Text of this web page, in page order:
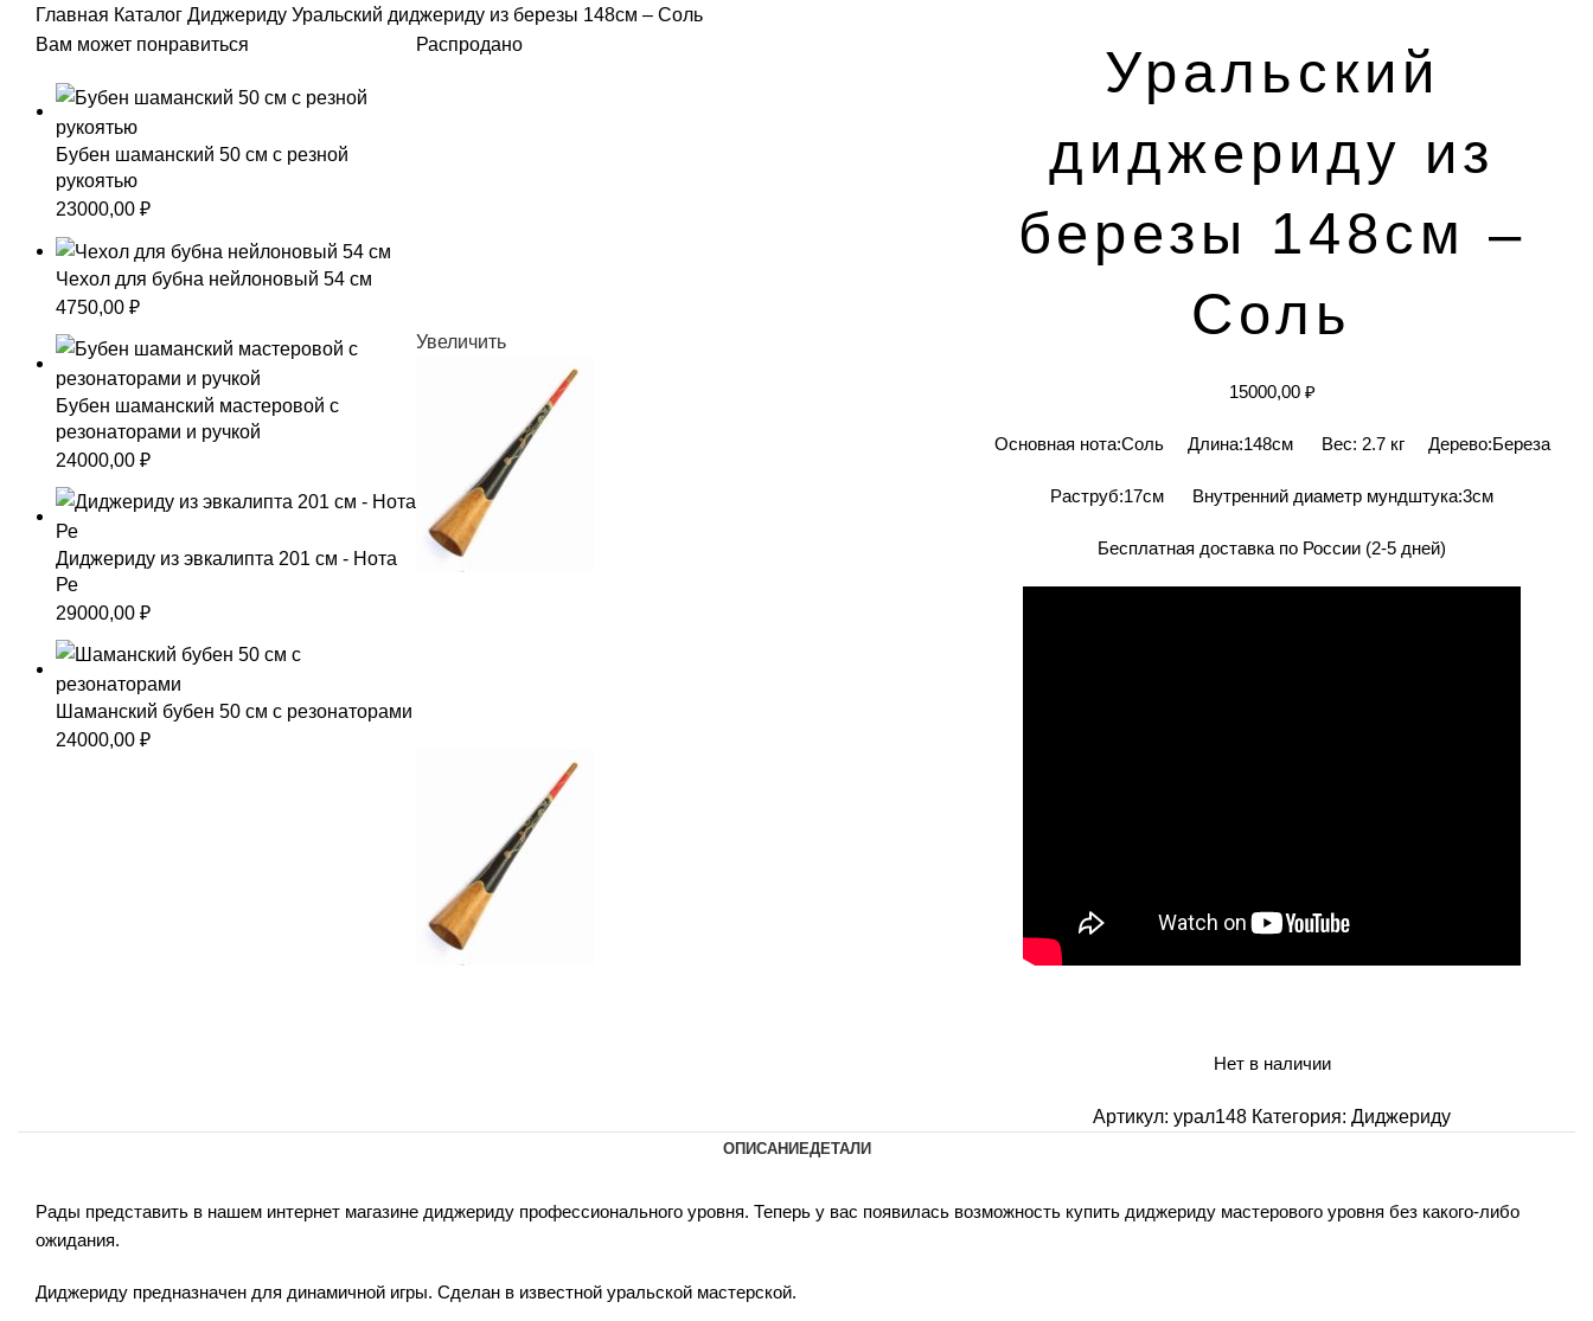
Главная Каталог Диджериду Уральский диджериду из березы 148см – Соль
Распродано
Увеличить
Уральский
диджериду из
березы 148см –
Соль
15000,00 ₽
Основная нота:Соль Длина:148см Вес: 2.7 кг Дерево:Береза
Раструб:17см Внутренний диаметр мундштука:3см
Бесплатная доставка по России (2-5 дней)
Нет в наличии
Артикул:урал148 Категория: Диджериду
Вам может понравиться
Бубен шаманский 50 см с резной
рукоятью
23000,00 ₽
Чехол для бубна нейлоновый 54 см
4750,00 ₽
Бубен шаманский мастеровой с
резонаторами и ручкой
24000,00 ₽
Диджериду из эвкалипта 201 см - Нота
Ре
29000,00 ₽
Шаманский бубен 50 см с резонаторами
24000,00 ₽
ОПИСАНИЕДЕТАЛИ
Рады представить в нашем интернет магазине диджериду профессионального уровня. Теперь у вас появилась возможность купить диджериду мастерового уровня без какого-либо
ожидания.
Диджериду предназначен для динамичной игры. Сделан в известной уральской мастерской.